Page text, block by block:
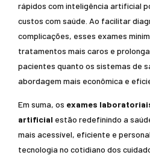
rápidos com inteligência artificial
custos com saúde. Ao facilitar
complicações, esses exames
tratamentos mais caros e
pacientes quanto os sistemas de
abordagem mais econômica e
Em suma, os exames
artificial estão redefinindo a
mais acessível, eficiente e
tecnologia no cotidiano dos